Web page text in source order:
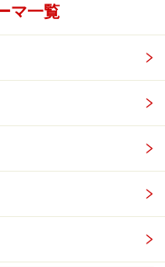
マ一覧